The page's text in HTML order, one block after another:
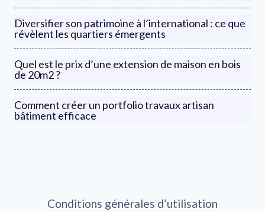
Diversifier son patrimoine à l’international : ce que
révèlent les quartiers émergents
Quel est le prix d’une extension de maison en bois
de 20m2 ?
Comment créer un portfolio travaux artisan
bâtiment efficace
Conditions générales d’utilisation